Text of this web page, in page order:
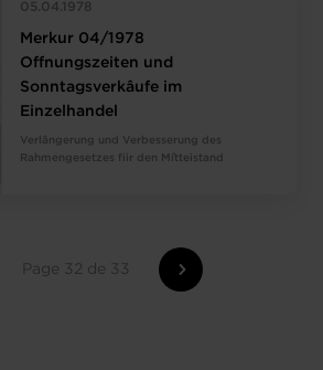
05.04.1978
Merkur 04/1978
Offnungszeiten und
Sonntagsverkâufe im
Einzelhandel
Verlângerung und Verbesserung des
Rahmengesetzes fiir den Mîtteistand
Page 32 de 33